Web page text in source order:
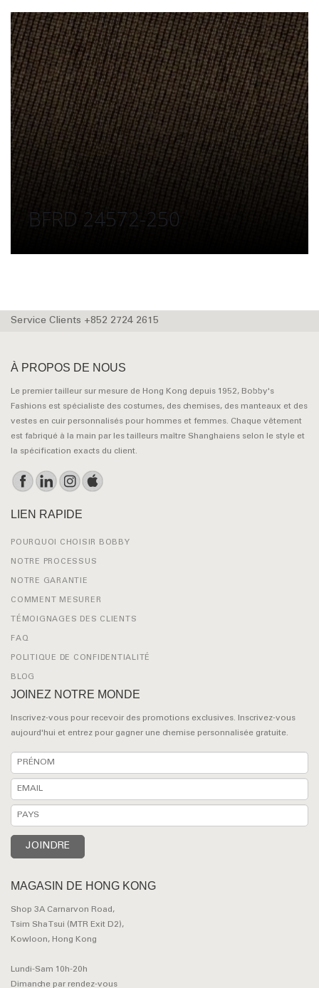
BFRD 24572-250
Service Clients +852 2724 2615
À PROPOS DE NOUS
Le premier tailleur sur mesure de Hong Kong depuis 1952, Bobby's
Fashions est spécialiste des costumes, des chemises, des manteaux et des
vestes en cuir personnalisés pour hommes et femmes. Chaque vêtement
est fabriqué à la main par les tailleurs maître Shanghaiens selon le style et
la spécification exacts du client.
LIEN RAPIDE
POURQUOI CHOISIR BOBBY
NOTRE PROCESSUS
NOTRE GARANTIE
COMMENT MESURER
TÉMOIGNAGES DES CLIENTS
FAQ
POLITIQUE DE CONFIDENTIALITÉ
BLOG
JOINEZ NOTRE MONDE
Inscrivez-vous pour recevoir des promotions exclusives. Inscrivez-vous
aujourd'hui et entrez pour gagner une chemise personnalisée gratuite.
MAGASIN DE HONG KONG
Shop 3A Carnarvon Road,
Tsim Sha Tsui (MTR Exit D2),
Kowloon, Hong Kong
Lundi-Sam 10h-20h
Dimanche par rendez-vous